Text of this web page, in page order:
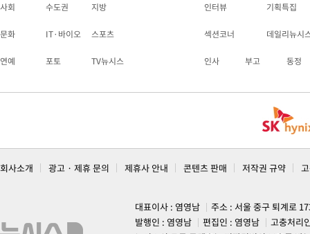
사회 수도권 지방
문화 IT·바이오 스포츠
연예 포토 TV뉴시스
인터뷰 기획특집
섹션코너 데일리뉴시
인사 부고 동정
회사소개 광고 · 제휴 문의 제휴사 안내 콘텐츠 판매 저작권 규약
대표이사 : 염영남
주소 : 서울 중구 퇴계로
발행인 : 염영남
편집인 : 염영남
고충처리